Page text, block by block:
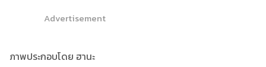
Advertisement
ภาพประกอบโดย ฮานะ